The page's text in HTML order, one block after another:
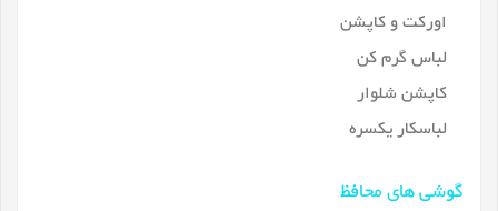
اورکت و کاپشن
لباس گرم کن
کاپشن شلوار
لباسکار یکسره
گوشی های محافظ